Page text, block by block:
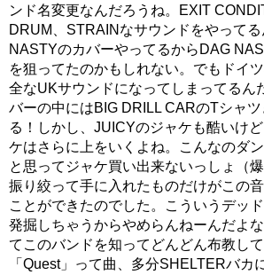
ンド名変更なんだろうね。EXIT
DRUM、STRAINなサウンドをやって
NASTYのカバーやってるからDAG
を狙ってたのかもしれない。でもドイ
全なUKサウンドになってしまってるん
バーの中にはBIG DRILL CARのTシャ
る！しかし、JUICYのジャケも酷いけ
ケはさらに上をいくよね。こんなのダ
と思ってジャケ買い出来ないっしょ（
振り絞って手に入れたものだけがこの
ことができたのでした。こういうデッ
発掘しちゃうからやめらんねーんだよ
てこのバンドを知ってどんどん布教し
「Quest」って曲、多分SHELTERバカ